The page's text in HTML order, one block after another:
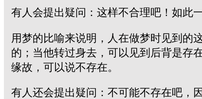
有人会提出疑问：这样不合理吧！如此
用梦的比喻来说明，人在做梦时见到的
的；当他转过身去，可以见到后背是存
缘故，可以说不存在。
有人还会提出疑问：不可能不存在吧，